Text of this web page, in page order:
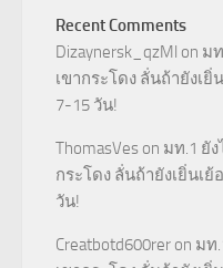
Recent Comments
Dizaynersk_qzMl on ม
เขากระโดง ลั่นถ้ายังเ
7-15 วัน!
ThomasVes on มท.1 ยั
กระโดง ลั่นถ้ายังเยิ่นเ
วัน!
Creatbotd600rer on มท